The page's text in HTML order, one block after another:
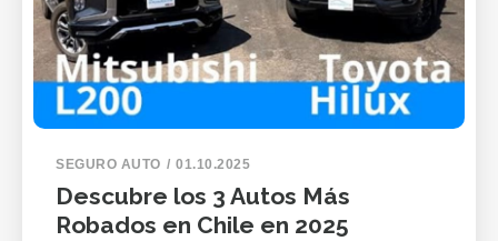
SEGURO AUTO 01.10.2025
Descubre los 3 Autos Más
Robados en Chile en 2025